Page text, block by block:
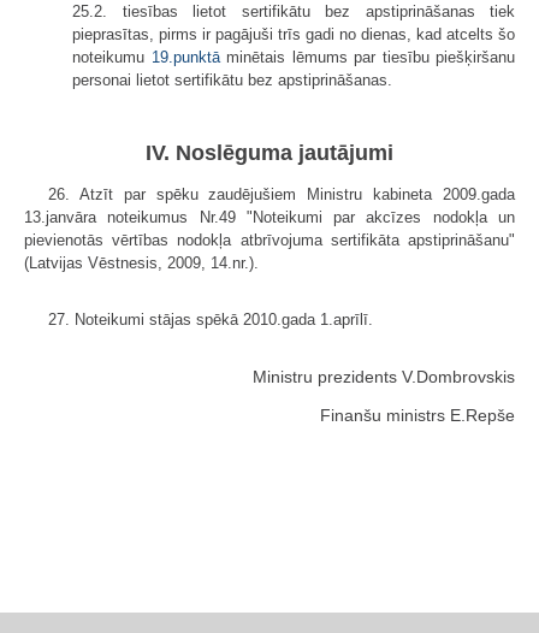
25.2. tiesības lietot sertifikātu bez apstiprināšanas tiek
pieprasītas, pirms ir pagājuši trīs gadi no dienas, kad atcelts šo
noteikumu 19.punktāminētais lēmums par tiesību piešķiršanu
personai lietot sertifikātu bez apstiprināšanas.
IV. Noslēguma jautājumi
26. Atzīt par spēku zaudējušiem Ministru kabineta 2009.gada
13.janvāra noteikumus Nr.49 "Noteikumi par akcīzes nodokļa un
pievienotās vērtības nodokļa atbrīvojuma sertifikāta apstiprināšanu"
(Latvijas Vēstnesis, 2009, 14.nr.).
27. Noteikumi stājas spēkā 2010.gada 1.aprīlī.
Ministru prezidents V.Dombrovskis
Finanšu ministrs E.Repše